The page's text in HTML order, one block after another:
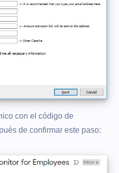
con el código de
de confirmar este paso: